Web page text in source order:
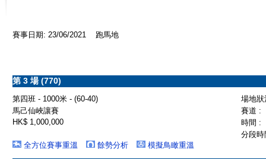
賽事日期: 23/06/2021 跑馬地
第 3 場 (770)
第四班 - 1000米 - (60-40)
場地
馬己仙峽讓賽
賽道 :
HK$ 1,000,000
時間 :
分段
全方位賽事重溫
餘勢分析 模擬鳥瞰重溫